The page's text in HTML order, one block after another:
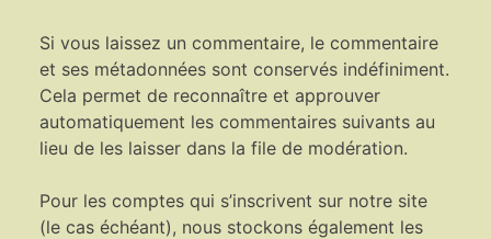
Si vous laissez un commentaire, le commentaire
et ses métadonnées sont conservés indéfiniment.
Cela permet de reconnaître et approuver
automatiquement les commentaires suivants au
lieu de les laisser dans la file de modération.
Pour les comptes qui s’inscrivent sur notre site
(le cas échéant), nous stockons également les